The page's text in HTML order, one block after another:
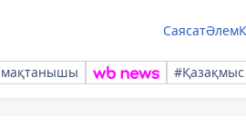
СаясатӘлем
мақтанышы #Қазақмыс